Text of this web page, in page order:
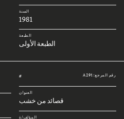
السنة
1981
الطبعة
الطبعة الأولى
رقم المرجع: A291 #
العنوان
قصائد من خشب
المؤلف/ة